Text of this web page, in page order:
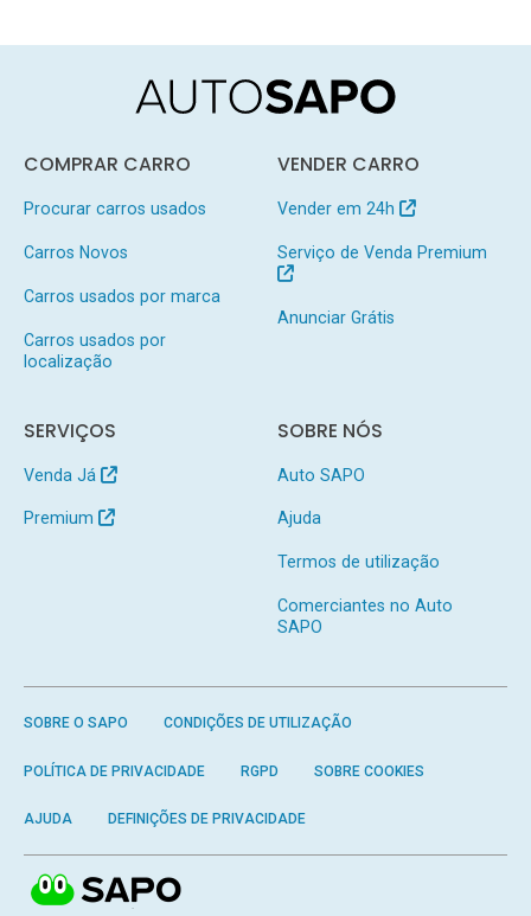
COMPRAR CARRO
Procurar carros usados
Carros Novos
Carros usados por marca
Carros usados por
localização
VENDER CARRO
Vender em 24h
Serviço de Venda Premium
Anunciar Grátis
SERVIÇOS
Venda Já
Premium
SOBRE NÓS
Auto SAPO
Ajuda
Termos de utilização
Comerciantes no Auto
SAPO
SOBRE O SAPO CONDIÇÕES DE UTILIZAÇÃO
POLÍTICA DE PRIVACIDADE RGPD SOBRE COOKIES
AJUDA DEFINIÇÕES DE PRIVACIDADE